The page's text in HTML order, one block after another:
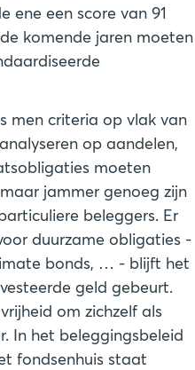
een score van 91
komende jaren moeten
men criteria op vlak van
op aandelen,
moeten
jammer genoeg zijn
beleggers. Er
duurzame obligaties -
bonds, … - blijft het
geld gebeurt.
om zichzelf als
In het beleggingsbeleid
fondsenhuis staat